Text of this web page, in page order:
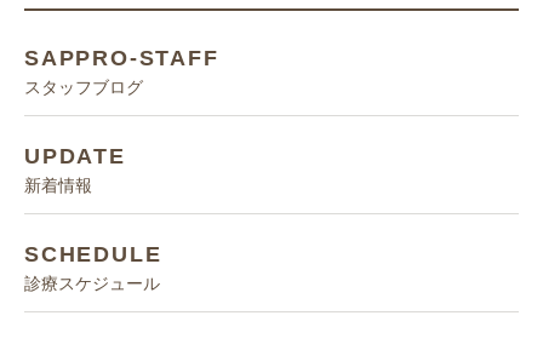
SAPPRO-STAFF
スタッフブログ
UPDATE
新着情報
SCHEDULE
診療スケジュール